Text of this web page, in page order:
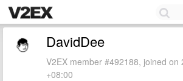
DavidDee
V2EX member #492188, joined on
+08:00